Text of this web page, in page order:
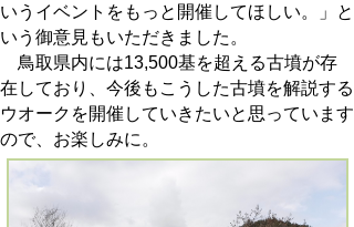
いうイベントをもっと開催してほしい。」と
いう御意見もいただきました。
鳥取県内には13,500基を超える古墳が存
在しており、今後もこうした古墳を解説する
ウオークを開催していきたいと思っています
ので、お楽しみに。